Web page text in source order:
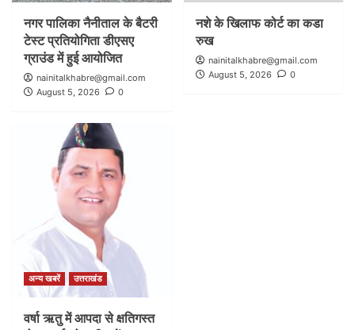
नगर पालिका नैनीताल के बैटरी
टेस्ट प्रतियोगिता डीएसए
ग्राउंड में हुई आयोजित
nainitalkhabre@gmail.com
August 5, 2026
0
नशे के खिलाफ कोर्ट का कडा
रुख
nainitalkhabre@gmail.com
August 5, 2026
0
अन्य खबरें उत्तराखंड
वर्षा ऋतु में आपदा से क्षतिगस्त